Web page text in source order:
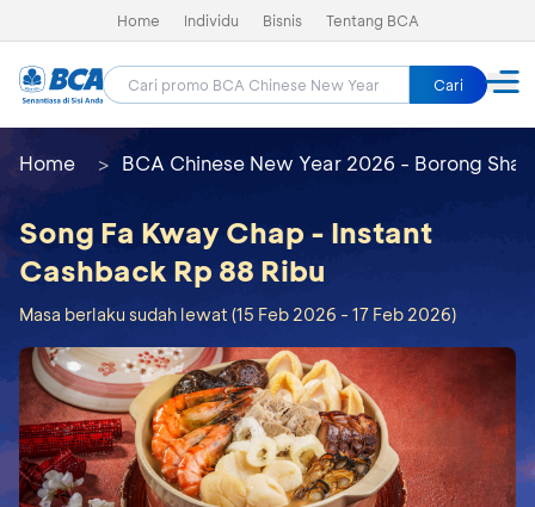
Home Individu Bisnis Tentang BCA
Cari
Home BCA Chinese New Year 2026 - Borong Shay
Song Fa Kway Chap - Instant
Cashback Rp 88 Ribu
Masa berlaku sudah lewat (15 Feb 2026 - 17 Feb 2026)